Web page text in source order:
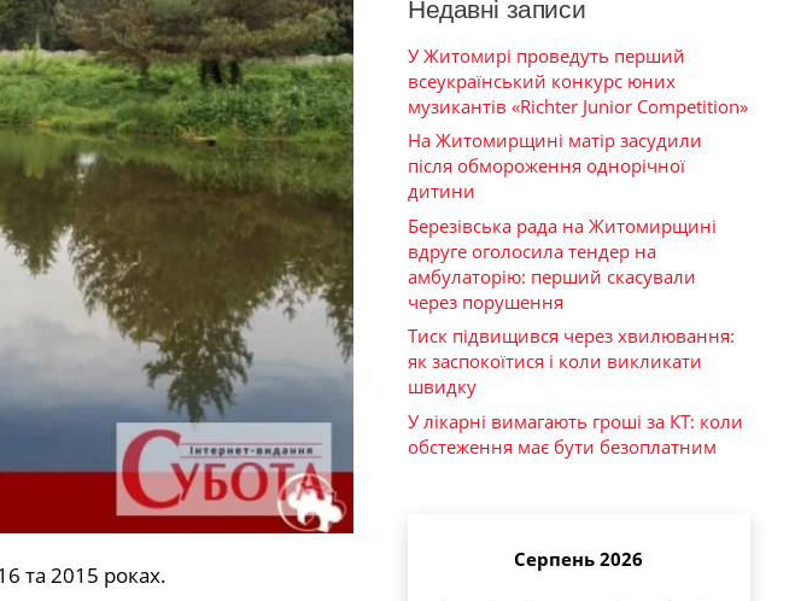
та 2015 роках.
Недавні записи
У Житомирі проведуть перший
всеукраїнський конкурс юних
музикантів «Richter Junior Competition»
На Житомирщині матір засудили
після обмороження однорічної
дитини
Березівська рада на Житомирщині
вдруге оголосила тендер на
амбулаторію: перший скасували
через порушення
Тиск підвищився через хвилювання:
як заспокоїтися і коли викликати
швидку
У лікарні вимагають гроші за КТ: коли
обстеження має бути безоплатним
Серпень 2026